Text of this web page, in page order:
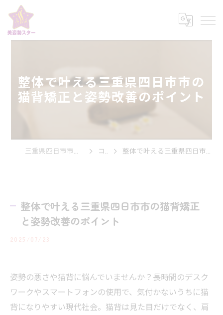
整体で叶える三重県四日市市の
猫背矯正と姿勢改善のポイント
三重県四日市市の整体なら美姿勢スター コラム 整体で叶える三重県四日市市の猫背矯正と姿勢改善のポイント
整体で叶える三重県四日市市の猫背矯正
と姿勢改善のポイント
2025/07/23
姿勢の悪さや猫背に悩んでいませんか？長時間のデスク
ワークやスマートフォンの使用で、気付かないうちに猫
背になりやすい現代社会。猫背は見た目だけでなく、肩